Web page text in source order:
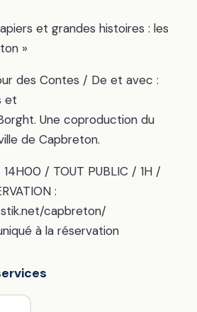
et grandes histoires : les
»
des Contes / De et avec :
et
Une coproduction du
de Capbreton.
14H00 / TOUT PUBLIC / 1H /
:
capbreton/
à la réservation